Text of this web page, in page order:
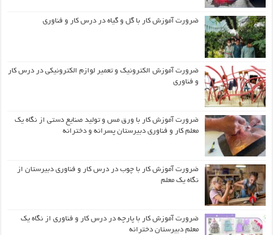
ضرورت آموزش کار با گل و گیاه در درس کار و فناوری
ضرورت آموزش الکترونیک و تعمیر لوازم الکترونیکی در درس کار
و فناوری
ضرورت آموزش کار با ورق مس و تولید صنایع دستی از نگاه یک
معلم کار و فناوری دبیرستان پسرانه و دخترانه
ضرورت آموزش کار با چوب در درس کار و فناوری دبیرستان از
نگاه یک معلم
ضرورت آموزش کار با پارچه در درس کار و فناوری از نگاه یک
معلم دبیرستان دخترانه